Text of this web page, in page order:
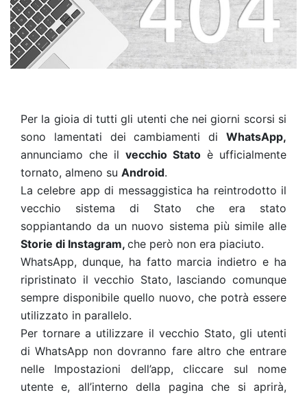
Per la gioia di tutti gli utenti che nei giorni scorsi si
sono lamentati dei cambiamenti di WhatsApp,
annunciamo che il vecchio Stato è ufficialmente
tornato, almeno su Android.
La celebre app di messaggistica ha reintrodotto il
vecchio sistema di Stato che era stato
soppiantando da un nuovo sistema più simile alle
Storie di Instagram, che però non era piaciuto.
WhatsApp, dunque, ha fatto marcia indietro e ha
ripristinato il vecchio Stato, lasciando comunque
sempre disponibile quello nuovo, che potrà essere
utilizzato in parallelo.
Per tornare a utilizzare il vecchio Stato, gli utenti
di WhatsApp non dovranno fare altro che entrare
nelle Impostazioni dell’app, cliccare sul nome
utente e, all’interno della pagina che si aprirà,